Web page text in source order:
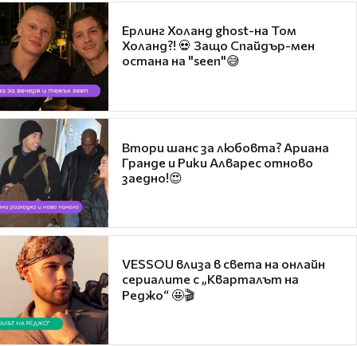
Ерлинг Холанд ghost-на Том
Холанд?! 💀 Защо Спайдър-мен
остана на "seen"😅
Втори шанс за любовта? Ариана
Гранде и Рики Алварес отново
заедно!😍
VESSOU влиза в света на онлайн
сериалите с „Кварталът на
Реджо“ 🤩🎬